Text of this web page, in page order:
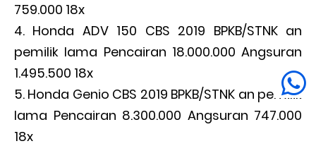
759.000 18x
Honda ADV 150 CBS 2019 BPKB/STNK an
pemilik lama Pencairan 18.000.000 Angsuran
1.495.500 18x
Honda Genio CBS 2019 BPKB/STNK an pemilik
lama Pencairan 8.300.000 Angsuran 747.000
18x